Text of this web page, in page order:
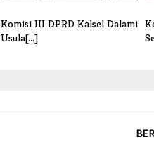
Komisi III DPRD Kalsel Dalami
Usula[...]